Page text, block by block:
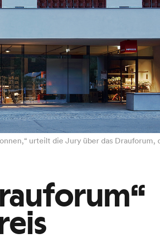
urteilt die Jury über das Drauforum,